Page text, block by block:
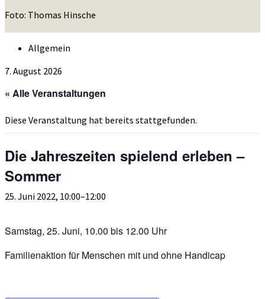
Foto: Thomas Hinsche
Allgemein
7. August 2026
« Alle Veranstaltungen
Diese Veranstaltung hat bereits stattgefunden.
Die Jahreszeiten spielend erleben –
Sommer
25. Juni 2022, 10:00–12:00
Samstag, 25. Juni, 10.00 bis 12.00 Uhr
Familienaktion für Menschen mit und ohne Handicap